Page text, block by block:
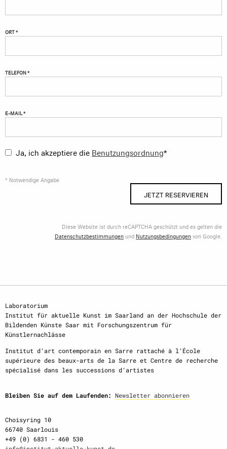
ORT *
TELEFON *
E-MAIL *
Ja, ich akzeptiere die Benutzungsordnung*
* Notwendige Angabe
JETZT RESERVIEREN
Diese Website ist durch reCAPTCHA geschützt und es gelten die
Datenschutzbestimmungen und Nutzungsbedingungenvon Google.
Laboratorium
Institut für aktuelle Kunst im Saarland an der Hochschule der
Bildenden Künste Saar mit Forschungszentrum für
Künstlernachlässe
Institut d‘art contemporain en Sarre rattaché à l‘École
supérieure des beaux-arts de la Sarre et Centre de recherche
spécialisé dans les successions d‘artistes
Bleiben Sie auf dem Laufenden: Newsletter abonnieren
Choisyring 10
66740 Saarlouis
+49 (0) 6831 - 460 530